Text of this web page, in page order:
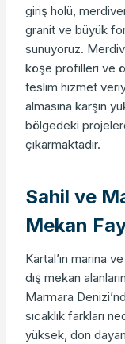
giriş holü,
granit ve büyük
sunuyoruz.
köşe profilleri ve
teslim hizmet
almasına karşın
bölgedeki
çıkarmaktadır.
Sahil ve
Mekan
Kartal’ın marina
dış mekan
Marmara
sıcaklık farkları
yüksek, don